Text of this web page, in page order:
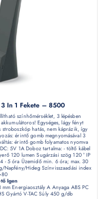
In 1 Fekete – 8500
színhőmérséklet, 3 lépésben
Egységes, lágy fényt
hatás, nem káprázik, így
érintő gomb megnyomásával 3
érintő gomb folyamatos nyomva
5V 1A Doboz tartalma: - töltő kábel
120 lumen Sugárzási szög 120 ° IP
- 5 óra Üzemidő min. 6 óra; max. 30
Napfény/Hideg Színvisszaadási index
Igen
Energiaosztály A Anyaga ABS PC
Gyártó V-TAC Súly 450 g/db